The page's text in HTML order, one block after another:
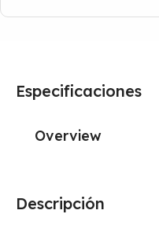
Descripción
Especificaciones
Overview